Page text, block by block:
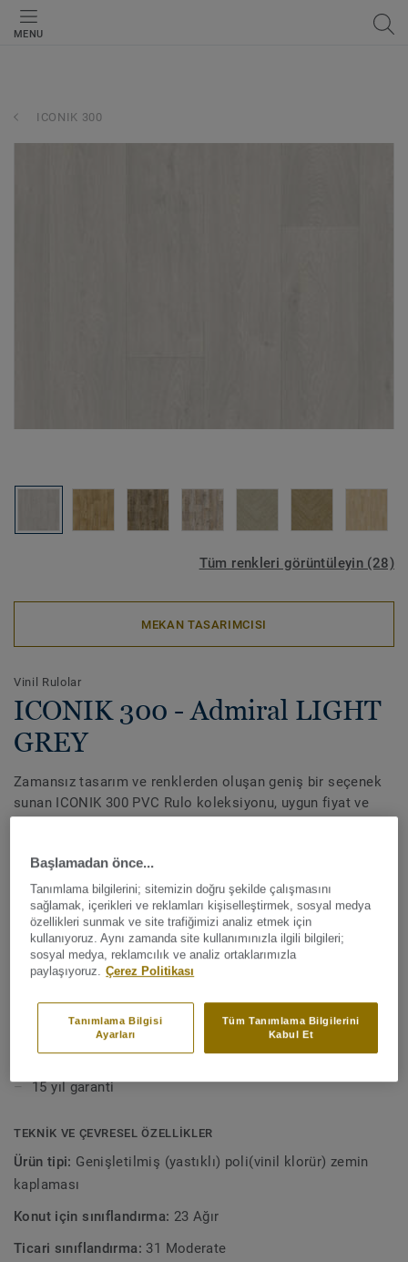
MENU
ICONIK 300
Tüm renkleri görüntüleyin (28)
MEKAN TASARIMCISI
Vinil Rulolar
ICONIK 300 - Admiral LIGHT
GREY
Zamansız tasarım ve renklerden oluşan geniş bir seçenek
sunan ICONIK 300 PVC Rulo koleksiyonu, uygun fiyat ve
direnç gösterirken, toplam kalınlığı 20 dB ses yalıtımı
sağlar. Extreme Protection yüzey koruması sayesinde
zemininizi temiz ve güzel tutmak oldukça kolaydır.
Daha fazla gör
ANA ÖZELLİKLER
3,0 mm kalınlık ve 0,25 mm aşınma tabakası
Mükemmel 20 dB ses azaltımı
Eğlenceli tasarımlar
Sürtünme, çizilme ve lekelere karşı dayanım
15 yıl garanti
TEKNIK VE ÇEVRESEL ÖZELLIKLER
Ürün tipi: Genişletilmiş (yastıklı) poli(vinil klorür) zemin
kaplaması
Konut için sınıflandırma: 23 Ağır
Ticari sınıflandırma: 31 Moderate
Başlamadan önce...
Tanımlama bilgilerini; sitemizin doğru şekilde çalışmasını
sağlamak, içerikleri ve reklamları kişiselleştirmek, sosyal medya
özellikleri sunmak ve site trafiğimizi analiz etmek için
kullanıyoruz. Aynı zamanda site kullanımınızla ilgili bilgileri;
sosyal medya, reklamcılık ve analiz ortaklarımızla
paylaşıyoruz. Çerez Politikası
Tüm Tanımlama Bilgilerini
Kabul Et
Tanımlama Bilgisi
Ayarları